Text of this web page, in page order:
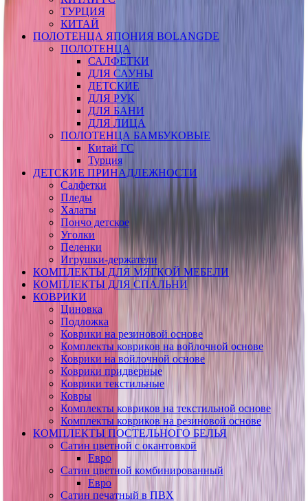
ТУРЦИЯ
КИТАЙ
ПОЛОТЕНЦА ЯПОНИЯ BOLANGDE
ПОЛОТЕНЦА
САЛФЕТКИ
ДЛЯ САУНЫ
ДЕТСКИЕ
ДЛЯ РУК
ДЛЯ БАНИ
ДЛЯ ЛИЦА
ПОЛОТЕНЦА БАМБУКОВЫЕ
Китай ГС
Турция
ДЕТСКИЕ ПРИНАДЛЕЖНОСТИ
Салфетки
Пледы
Халаты
Пончо детское
Уголки
Пеленки
Игрушки-держатели
КОМПЛЕКТЫ ДЛЯ МЯГКОЙ МЕБЕЛИ
КОМПЛЕКТЫ ДЛЯ СПАЛЬНИ
КОВРИКИ
Циновка
Подложка
Коврики на резиновой основе
Комплекты ковриков на войлочной основе
Коврики на войлочной основе
Коврики придверные
Коврики текстильные
Ковры
Комплекты ковриков на текстильной основе
Комплекты ковриков на резиновой основе
КОМПЛЕКТЫ ПОСТЕЛЬНОГО БЕЛЬЯ
Сатин цветной с окантовкой
Евро
Сатин цветной комбинированный
Евро
Сатин печатный в ПВХ